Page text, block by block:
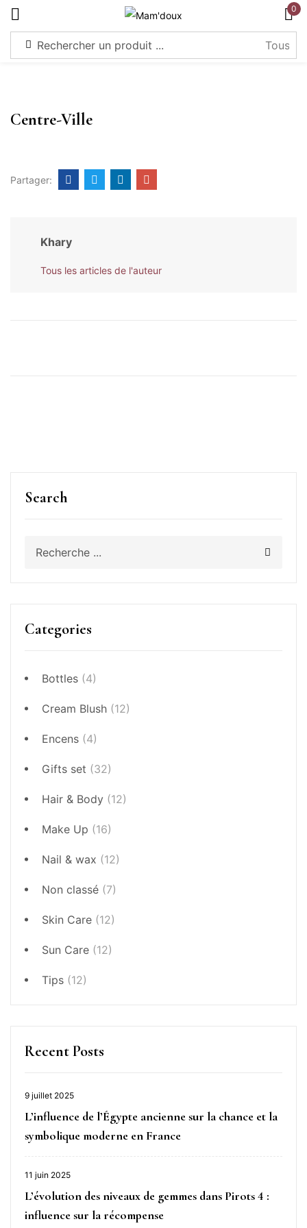
0
Search
Categories
Bottles (4)
Cream Blush (12)
Encens (4)
Gifts set (32)
Hair & Body (12)
Make Up (16)
Nail & wax (12)
Non classé (7)
Skin Care (12)
Sun Care (12)
Tips (12)
Recent Posts
9 juillet 2025
L’influence de l’Égypte ancienne sur la chance et la
symbolique moderne en France
11 juin 2025
L’évolution des niveaux de gemmes dans Pirots 4 :
influence sur la récompense
Centre-Ville
Partager:
Khary
Tous les articles de l'auteur
S'identifier